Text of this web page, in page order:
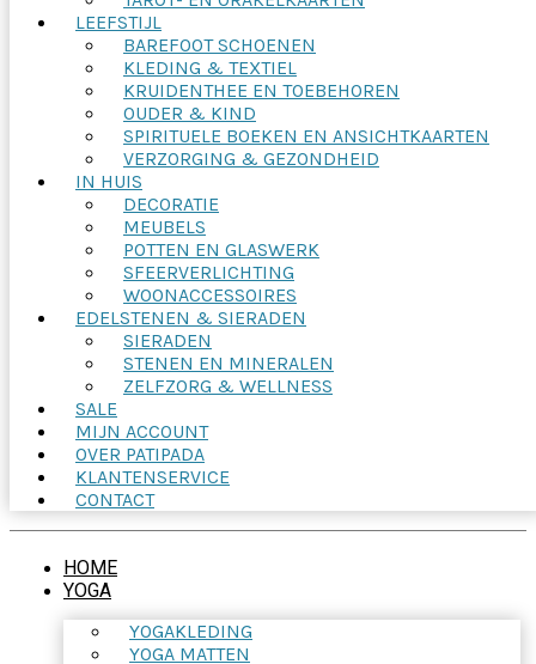
LEEFSTIJL
BAREFOOT SCHOENEN
KLEDING & TEXTIEL
KRUIDENTHEE EN TOEBEHOREN
OUDER & KIND
SPIRITUELE BOEKEN EN ANSICHTKAARTEN
VERZORGING & GEZONDHEID
IN HUIS
DECORATIE
MEUBELS
POTTEN EN GLASWERK
SFEERVERLICHTING
WOONACCESSOIRES
EDELSTENEN & SIERADEN
SIERADEN
STENEN EN MINERALEN
ZELFZORG & WELLNESS
SALE
MIJN ACCOUNT
OVER PATIPADA
KLANTENSERVICE
CONTACT
HOME
YOGA
YOGAKLEDING
YOGA MATTEN